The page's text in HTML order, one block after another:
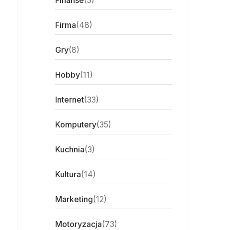
Firma(48)
Gry(8)
Hobby(11)
Internet(33)
Komputery(35)
Kuchnia(3)
Kultura(14)
Marketing(12)
Motoryzacja(73)